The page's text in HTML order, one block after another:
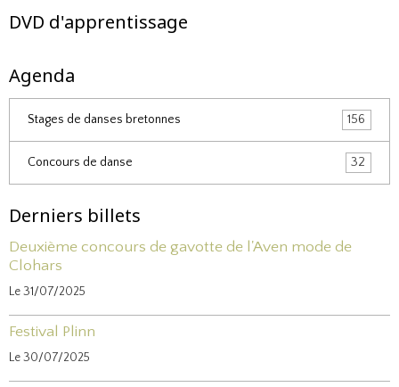
DVD d'apprentissage
Agenda
Stages de danses bretonnes 156
Concours de danse 32
Derniers billets
Deuxième concours de gavotte de l'Aven mode de
Clohars
Le 31/07/2025
Festival Plinn
Le 30/07/2025